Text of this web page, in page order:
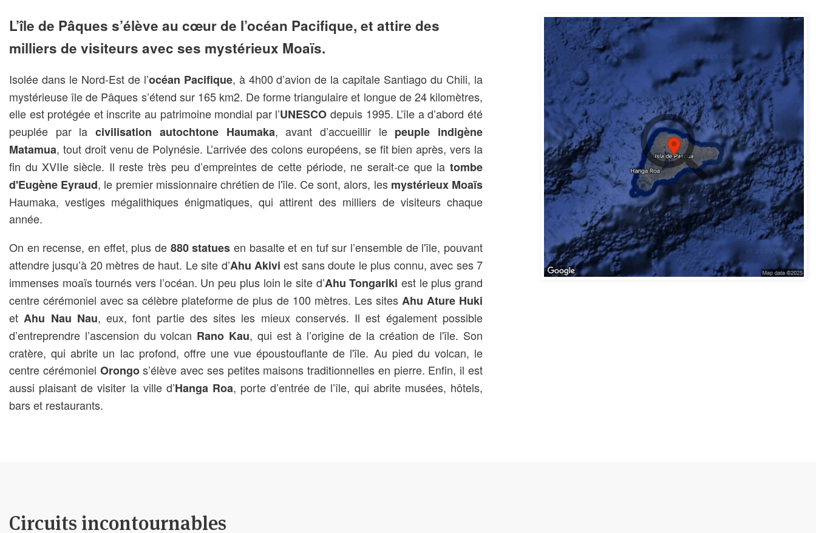
L’île de Pâques s’élève au cœur de l’océan Pacifique, et attire des
milliers de visiteurs avec ses mystérieux Moaïs.
Isolée dans le Nord-Est de l’océan Pacifique, à 4h00 d’avion de la capitale Santiago du Chili, la
mystérieuse île de Pâques s’étend sur 165 km2. De forme triangulaire et longue de 24 kilomètres,
elle est protégée et inscrite au patrimoine mondial par l’UNESCO depuis 1995. L’île a d’abord été
peuplée par lacivilisation autochtone Haumaka, avant d’accueillir le peuple indigène
Matamua, tout droit venu de Polynésie. L’arrivée des colons européens, se fit bien après, vers la
fin du XVIIe siècle. Il reste très peu d’empreintes de cette période, ne serait-ce que la tombe
d'Eugène Eyraud, le premier missionnaire chrétien de l'île. Ce sont, alors, les mystérieux Moaïs
Haumaka, vestiges mégalithiques énigmatiques, qui attirent des milliers de visiteurs chaque
année.
On en recense, en effet, plus de 880 statues en basalte et en tuf sur l’ensemble de l'île, pouvant
attendre jusqu’à 20 mètres de haut. Le site d’Ahu Akivi est sans doute le plus connu, avec ses 7
immenses moaïs tournés vers l’océan. Un peu plus loin le site d’Ahu Tongariki est le plus grand
centre cérémoniel avec sa célèbre plateforme de plus de 100 mètres. Les sites Ahu Ature Huki
etAhu Nau Nau, eux, font partie des sites les mieux conservés. Il est également possible
d’entreprendre l’ascension du volcan Rano Kau, qui est à l’origine de la création de l'île. Son
cratère, qui abrite un lac profond, offre une vue époustouflante de l'île. Au pied du volcan, le
centre cérémoniel Orongos’élève avec ses petites maisons traditionnelles en pierre. Enfin, il est
aussi plaisant de visiter la ville d’Hanga Roa, porte d’entrée de l’île, qui abrite musées, hôtels,
bars et restaurants.
Circuits incontournables